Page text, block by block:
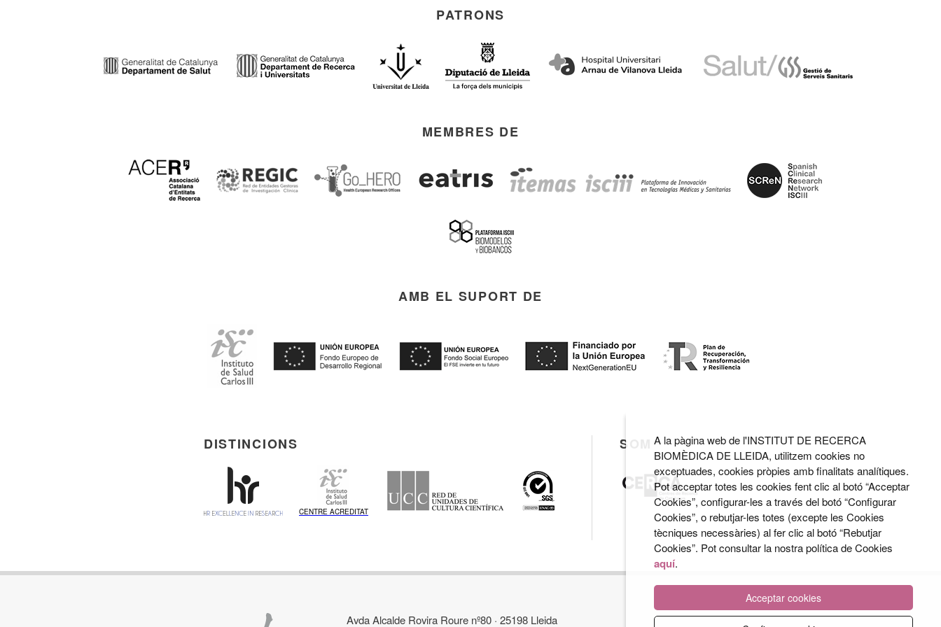
PATRONS
MEMBRES DE
AMB EL SUPORT DE
DISTINCIONS
CENTRE ACREDITAT
SOM
Avda Alcalde Rovira Roure nº80 · 25198 Lleida
A la pàgina web de l'INSTITUT DE RECERCA
BIOMÈDICA DE LLEIDA, utilitzem cookies no
exceptuades, cookies pròpies amb finalitats analítiques.
Pot acceptar totes les cookies fent clic al botó “Acceptar
Cookies”, configurar-les a través del botó “Configurar
Cookies”, o rebutjar-les totes (excepte les Cookies
tècniques necessàries) al fer clic al botó “Rebutjar
Cookies”. Pot consultar la nostra política de Cookies
aquí.
Acceptar cookies